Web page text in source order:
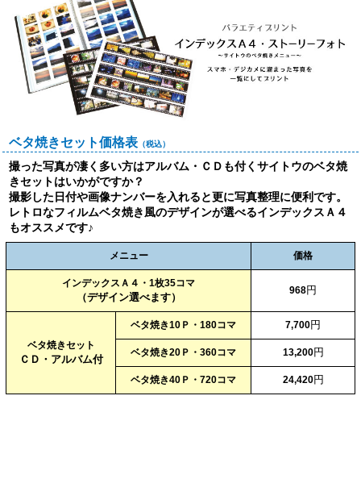
ベタ焼きセット価格表 （税込）
撮った写真が凄く多い方はアルバム・ＣＤも付くサイトウのベタ焼
きセットはいかがですか？
撮影した日付や画像ナンバーを入れると更に写真整理に便利です。
レトロなフィルムベタ焼き風のデザインが選べるインデックスＡ４
もオススメです♪
メニュー 価格
インデックスＡ４・1枚35コマ
（デザイン選べます）
968円
ベタ焼きセット
ＣＤ・アルバム付
ベタ焼き10Ｐ・180コマ 7,700円
ベタ焼き20Ｐ・360コマ 13,200円
ベタ焼き40Ｐ・720コマ 24,420円